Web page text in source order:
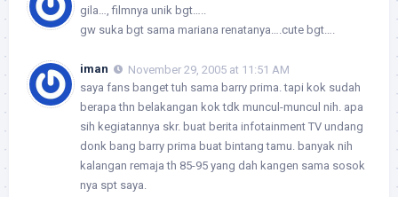
gila…, filmnya unik bgt…..
gw suka bgt sama mariana renatanya….cute bgt….
iman
November 29, 2005 at 11:51 AM
saya fans banget tuh sama barry prima. tapi kok sudah
berapa thn belakangan kok tdk muncul-muncul nih. apa
sih kegiatannya skr. buat berita infotainment TV undang
donk bang barry prima buat bintang tamu. banyak nih
kalangan remaja th 85-95 yang dah kangen sama sosok
nya spt saya.